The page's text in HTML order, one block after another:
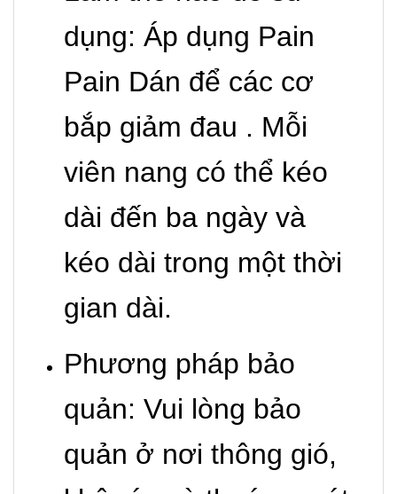
dụng: Áp dụng Pain
Pain Dán để các cơ
bắp giảm đau . Mỗi
viên nang có thể kéo
dài đến ba ngày và
kéo dài trong một thời
gian dài.
Phương pháp bảo
quản: Vui lòng bảo
quản ở nơi thông gió,